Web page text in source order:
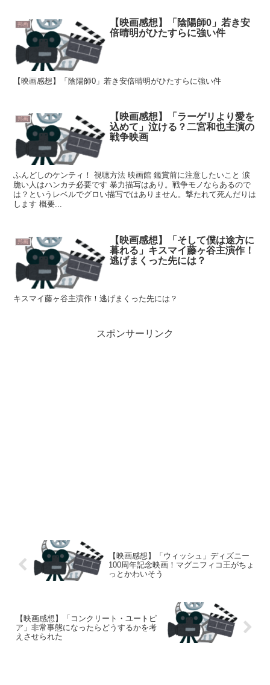
邦画
【映画感想】「陰陽師0」若き安
倍晴明がひたすらに強い件
【映画感想】「陰陽師0」若き安倍晴明がひたすらに強い件
邦画
【映画感想】「ラーゲリより愛を
込めて」泣ける？二宮和也主演の
戦争映画
ふんどしのケンティ！ 視聴方法 映画館 鑑賞前に注意したいこと 涙
脆い人はハンカチ必要です 暴力描写はあり。戦争モノならあるので
は？というレベルでグロい描写ではありません。撃たれて死んだりは
します 概要...
邦画
【映画感想】「そして僕は途方に
暮れる」キスマイ藤ヶ谷主演作！
逃げまくった先には？
キスマイ藤ヶ谷主演作！逃げまくった先には？
スポンサーリンク
【映画感想】「ウィッシュ」ディズニー
100周年記念映画！マグニフィコ王がちょ
っとかわいそう
【映画感想】「コンクリート・ユートピ
ア」非常事態になったらどうするかを考
えさせられた